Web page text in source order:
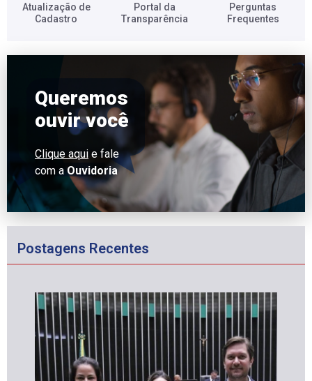
Atualização de
Cadastro​
Portal da
Transparência​
Perguntas
Frequentes​
Queremos
ouvir você
Clique aqui e fale
com aOuvidoria
Postagens Recentes